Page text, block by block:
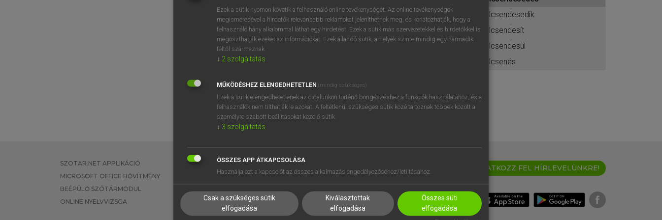
BELÉPÉS
próbaverziójának elindításához
regisztrálok ésbelépek.
REGISZTRÁCIÓ
elcsendesedik
elcsendesít
elcsendesül
elcsenés
SZOTAR.NET APPLIKÁCIÓ
MICROSOFT OFFICE BŐVÍTMÉNY
BEÉPÜLŐ SZÓTÁRMODUL
ONLINE NYELVVIZSGA
EGYÉNI FELHASZNÁLÓKNAK
TANULÓKNAK
VÁLLALATI MEGOLDÁSOK
SÚGÓ
RÓLUNK
SÜTI BEÁLLÍTÁSOK
IRATKOZZ FEL HÍRLEVELÜNKRE!
Ezek a sütik nyomon követik a felhasználó online tevékenységét. Az online tevékenységek
megismerésével a hirdetők relevánsabb reklámokat jeleníthetnek meg, és korlátozhatják, hogy a
felhasználó hány alkalommal láthat egy hirdetést. Ezek a sütik más szervezetekkel és hirdetőkkel is
megoszthatják ezeket az információkat. Ezek állandó sütik, amelyek szinte mindig egy harmadik
féltől származnak.
↓ 2 szolgáltatás
MŰKÖDÉSHEZ ELENGEDHETETLEN (mindig szükséges)
Ezek a sütik elengedhetetlenek az oldalunkon történő böngészéshez,a funkciók használatához, és a
felhasználók nem tilthatják le azokat. A feltétlenül szükséges sütik közé tartoznak többek között a
személyre szabott beállításokat kezelő sütik.
↓ 3 szolgáltatás
ÖSSZES APP ÁTKAPCSOLÁSA
Használja ezt a kapcsolót az összes alkalmazás engedélyezéséhez/letiltásához.
Csak a szükséges sütik
elfogadása
Kiválasztottak
elfogadása
Összes süti
elfogadása